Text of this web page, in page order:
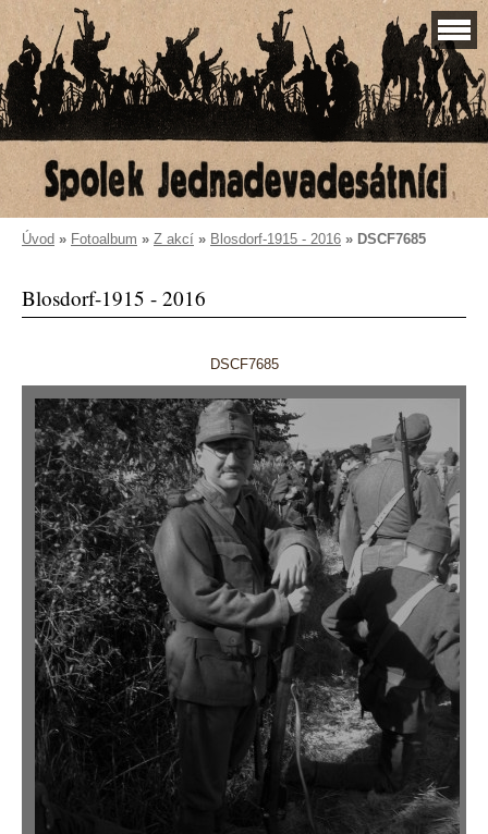
Úvod » Fotoalbum » Z akcí » Blosdorf-1915 - 2016 » DSCF7685
Blosdorf-1915 - 2016
DSCF7685